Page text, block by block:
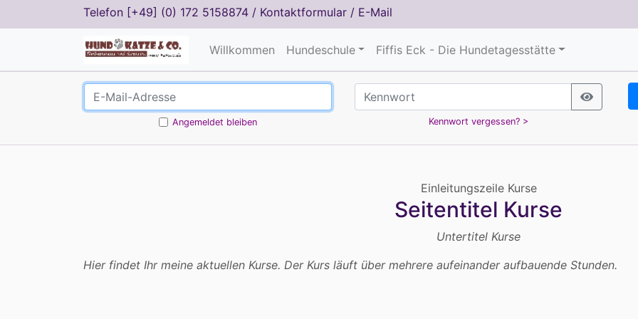
Telefon [+49] (0) 172 5158874 / Kontaktformular / E-Mail
Willkommen Hundeschule Fiffis Eck - Die Hundetagesstätte
Angemeldet bleiben Kennwort vergessen? >
Einleitungszeile Kurse
Seitentitel Kurse
Untertitel Kurse
Hier findet Ihr meine aktuellen Kurse. Der Kurs läuft über mehrere aufeinander aufbauende Stunden.